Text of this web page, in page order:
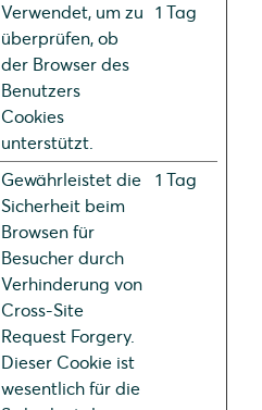
Verwendet, um zu
überprüfen, ob
der Browser des
Benutzers
Cookies
unterstützt.
1 Tag
Gewährleistet die
Sicherheit beim
Browsen für
Besucher durch
Verhinderung von
Cross-Site
Request Forgery.
Dieser Cookie ist
wesentlich für die
1 Tag